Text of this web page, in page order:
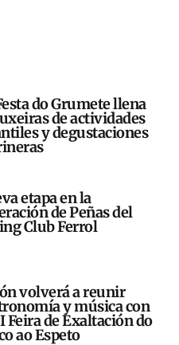
do Grumete llena
de actividades
y degustaciones
etapa en la
de Peñas del
Club Ferrol
volverá a reunir
y música con
Feira de Exaltación do
ao Espeto